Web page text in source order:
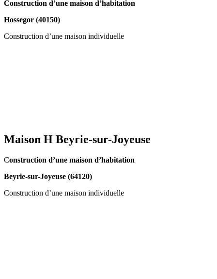
Construction d’une maison d’habitation
Hossegor (40150)
Construction d’une maison individuelle
Maison H Beyrie-sur-Joyeuse
Construction d’une maison d’habitation
Beyrie-sur-Joyeuse (64120)
Construction d’une maison individuelle